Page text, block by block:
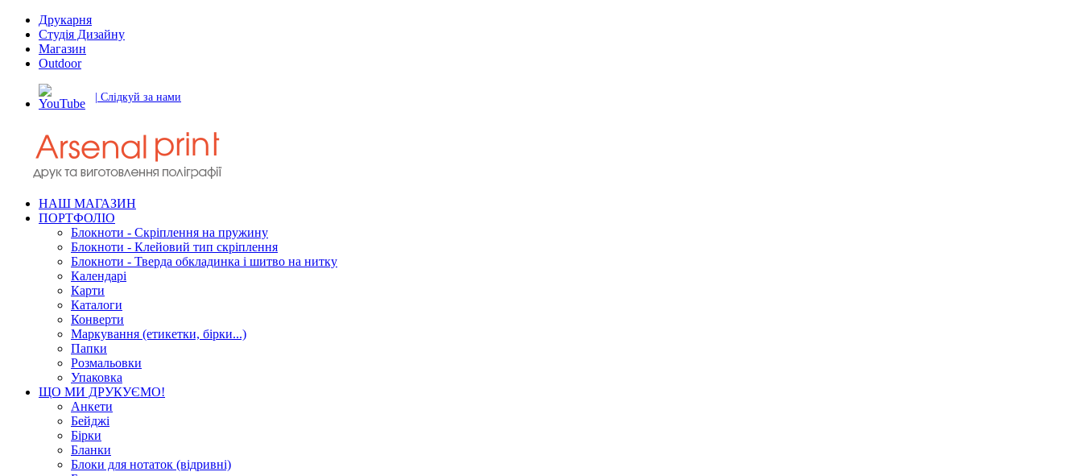
Друкарня
Студія Дизайну
Магазин
Outdoor
| Слідкуй за нами
НАШ МАГАЗИН
ПОРТФОЛІО
Блокноти - Скріплення на пружину
Блокноти - Клейовий тип скріплення
Блокноти - Тверда обкладинка і шитво на нитку
Календарі
Карти
Каталоги
Конверти
Маркування (етикетки, бірки...)
Папки
Розмальовки
Упаковка
ЩО МИ ДРУКУЄМО!
Анкети
Бейджі
Бірки
Бланки
Блоки для нотаток (відривні)